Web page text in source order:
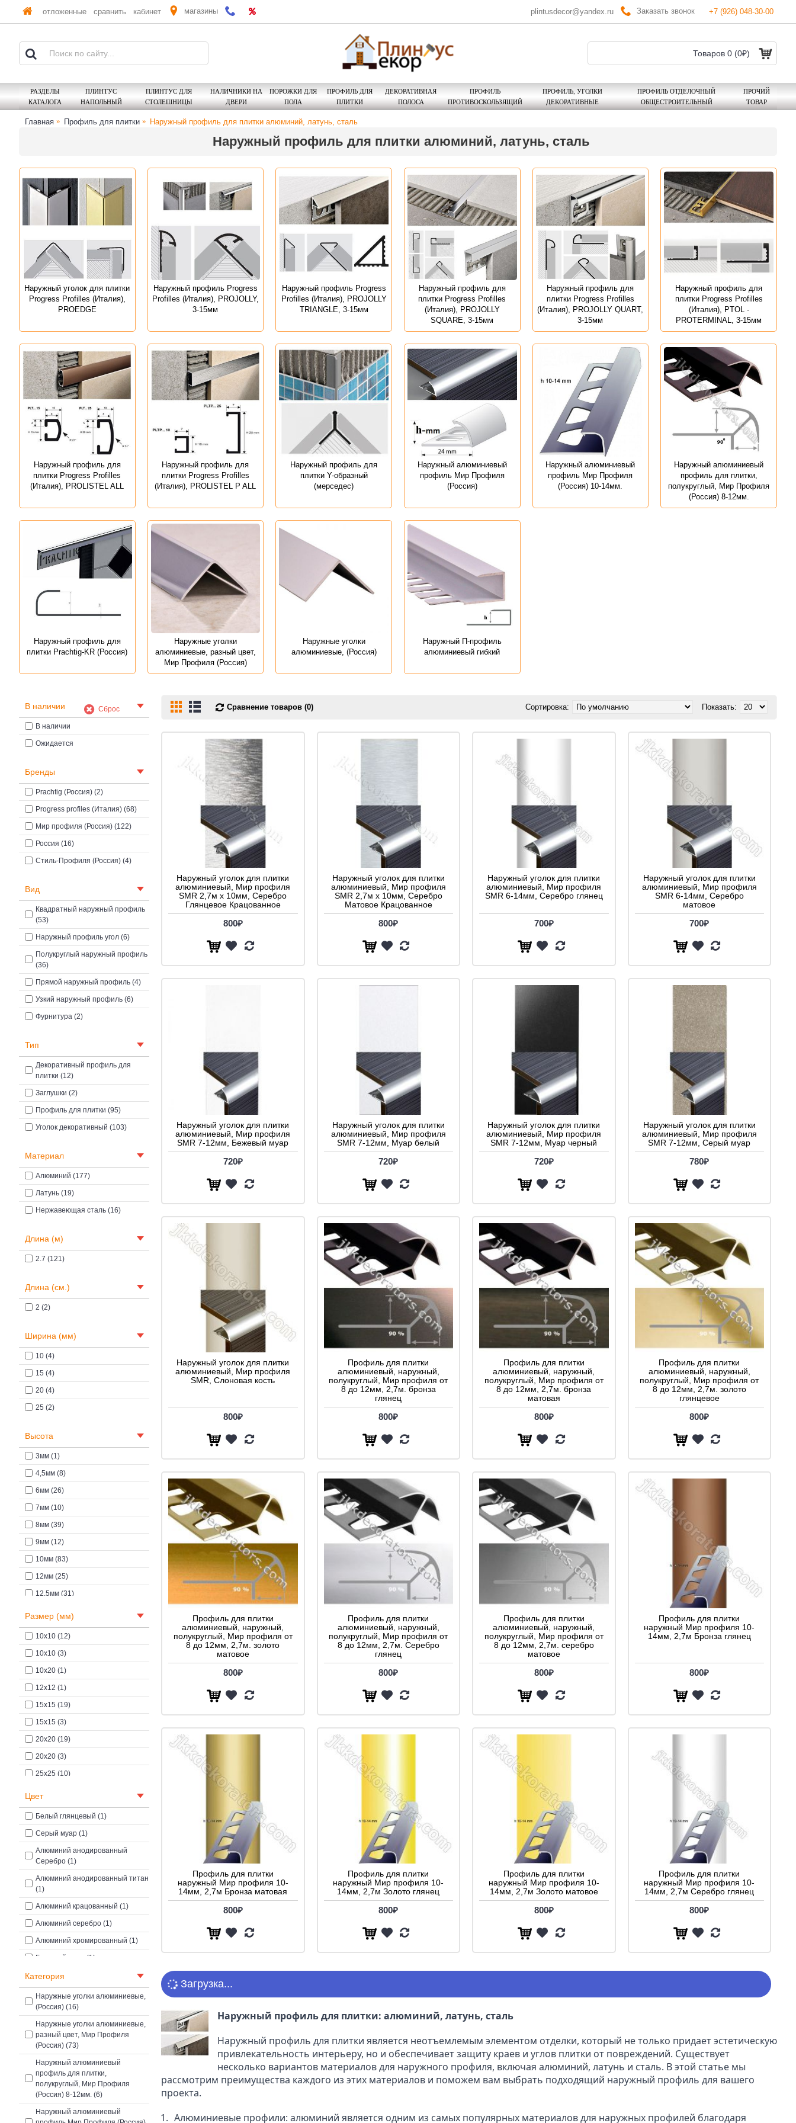
отложенные сравнить кабинет магазины plintusdecor@yandex.ru Заказать звонок +7 (926) 048-30-00
Товаров 0 (0₽)
РАЗДЕЛЫ
КАТАЛОГА
ПЛИНТУС
НАПОЛЬНЫЙ
ПЛИНТУС ДЛЯ
СТОЛЕШНИЦЫ
НАЛИЧНИКИ НА
ДВЕРИ
ПОРОЖКИ ДЛЯ
ПОЛА
ПРОФИЛЬ ДЛЯ
ПЛИТКИ
ДЕКОРАТИВНАЯ
ПОЛОСА
ПРОФИЛЬ
ПРОТИВОСКОЛЬЗЯЩИЙ
ПРОФИЛЬ, УГОЛКИ
ДЕКОРАТИВНЫЕ
ПРОФИЛЬ ОТДЕЛОЧНЫЙ
ОБЩЕСТРОИТЕЛЬНЫЙ
ПРОЧИЙ
ТОВАР
Главная Профиль для плитки Наружный профиль для плитки алюминий, латунь, сталь
Наружный профиль для плитки алюминий, латунь, сталь
Наружный уголок для плитки
Progress Profilles (Италия),
PROEDGE
Наружный профиль Progress
Profilles (Италия), PROJOLLY,
3-15мм
Наружный профиль Progress
Profilles (Италия), PROJOLLY
TRIANGLE, 3-15мм
Наружный профиль для
плитки Progress Profilles
(Италия), PROJOLLY
SQUARE, 3-15мм
Наружный профиль для
плитки Progress Profilles
(Италия), PROJOLLY QUART,
3-15мм
Наружный профиль для
плитки Progress Profilles
(Италия), PTOL -
PROTERMINAL, 3-15мм
Наружный профиль для
плитки Progress Profilles
(Италия), PROLISTEL ALL
Наружный профиль для
плитки Progress Profilles
(Италия), PROLISTEL P ALL
Наружный профиль для
плитки Y-образный
(мерседес)
Наружный алюминиевый
профиль Мир Профиля
(Россия)
Наружный алюминиевый
профиль Мир Профиля
(Россия) 10-14мм.
Наружный алюминиевый
профиль для плитки,
полукруглый, Мир Профиля
(Россия) 8-12мм.
Наружный профиль для
плитки Prachtig-KR (Россия)
Наружные уголки
алюминиевые, разный цвет,
Мир Профиля (Россия)
Наружные уголки
алюминиевые, (Россия)
Наружный П-профиль
алюминиевый гибкий
Сброс
В наличии
В наличии
Ожидается
Бренды
Prachtig (Россия) (2)
Progress profiles (Италия) (68)
Мир профиля (Россия) (122)
Россия (16)
Стиль-Профиля (Россия) (4)
Вид
Квадратный наружный профиль
(53)
Наружный профиль угол (6)
Полукруглый наружный профиль
(36)
Прямой наружный профиль (4)
Узкий наружный профиль (6)
Фурнитура (2)
Тип
Декоративный профиль для
плитки (12)
Заглушки (2)
Профиль для плитки (95)
Уголок декоративный (103)
Материал
Алюминий (177)
Латунь (19)
Нержавеющая сталь (16)
Длина (м)
2.7 (121)
Длина (см.)
2 (2)
Ширина (мм)
10 (4)
15 (4)
20 (4)
25 (2)
Высота
3мм (1)
4,5мм (8)
6мм (26)
7мм (10)
8мм (39)
9мм (12)
10мм (83)
12мм (25)
12.5мм (31)
15мм (11)
25мм (8)
Размер (мм)
10x10 (12)
10х10 (3)
10х20 (1)
12х12 (1)
15x15 (19)
15х15 (3)
20x20 (19)
20х20 (3)
25x25 (10)
30x30 (6)
30х30 (2)
40x40 (7)
40х20 (1)
50х50 (1)
Цвет
Белый глянцевый (1)
Cерый муар (1)
Алюминий анодированный
Серебро (1)
Алюминий анодированный титан
(1)
Алюминий крацованный (1)
Алюминий серебро (1)
Алюминий хромированный (1)
Бежевый муар (1)
Белая Слоновая кость (1)
Белый (4)
Белый глянцевый (3)
Белый муар (5)
Блестящая медь (1)
Бронза Глянец Крацованное (3)
Бронза Матовое Крацованное (1)
Бронза глянец (9)
Бронза глянец браш (1)
Категория
Наружные уголки алюминиевые,
(Россия) (16)
Наружные уголки алюминиевые,
разный цвет, Мир Профиля
(Россия) (73)
Наружный алюминиевый
профиль для плитки,
полукруглый, Мир Профиля
(Россия) 8-12мм. (6)
Наружный алюминиевый
Сравнение товаров (0) Показать:
Сортировка:
Наружный уголок для плитки
алюминиевый, Мир профиля
SMR 2,7м х 10мм, Серебро
Глянцевое Крацованное
800₽
Наружный уголок для плитки
алюминиевый, Мир профиля
SMR 2,7м х 10мм, Серебро
Матовое Крацованное
800₽
Наружный уголок для плитки
алюминиевый, Мир профиля
SMR 6-14мм, Серебро глянец
700₽
Наружный уголок для плитки
алюминиевый, Мир профиля
SMR 6-14мм, Серебро
матовое
700₽
Наружный уголок для плитки
алюминиевый, Мир профиля
SMR 7-12мм, Бежевый муар
720₽
Наружный уголок для плитки
алюминиевый, Мир профиля
SMR 7-12мм, Муар белый
720₽
Наружный уголок для плитки
алюминиевый, Мир профиля
SMR 7-12мм, Муар черный
720₽
Наружный уголок для плитки
алюминиевый, Мир профиля
SMR 7-12мм, Серый муар
780₽
Наружный уголок для плитки
алюминиевый, Мир профиля
SMR, Слоновая кость
800₽
Профиль для плитки
алюминиевый, наружный,
полукруглый, Мир профиля от
8 до 12мм, 2,7м. бронза
глянец
800₽
Профиль для плитки
алюминиевый, наружный,
полукруглый, Мир профиля от
8 до 12мм, 2,7м. бронза
матовая
800₽
Профиль для плитки
алюминиевый, наружный,
полукруглый, Мир профиля от
8 до 12мм, 2,7м. золото
глянцевое
800₽
Профиль для плитки
алюминиевый, наружный,
полукруглый, Мир профиля от
8 до 12мм, 2,7м. золото
матовое
800₽
Профиль для плитки
алюминиевый, наружный,
полукруглый, Мир профиля от
8 до 12мм, 2,7м. Серебро
глянец
800₽
Профиль для плитки
алюминиевый, наружный,
полукруглый, Мир профиля от
8 до 12мм, 2,7м. серебро
матовое
800₽
Профиль для плитки
наружный Мир профиля 10-
14мм, 2,7м Бронза глянец
800₽
Профиль для плитки
наружный Мир профиля 10-
14мм, 2,7м Бронза матовая
800₽
Профиль для плитки
наружный Мир профиля 10-
14мм, 2,7м Золото глянец
800₽
Профиль для плитки
наружный Мир профиля 10-
14мм, 2,7м Золото матовое
800₽
Профиль для плитки
наружный Мир профиля 10-
14мм, 2,7м Серебро глянец
800₽
Загрузка...
Наружный профиль для плитки: алюминий, латунь, сталь
Наружный профиль для плитки является неотъемлемым элементом отделки, который не только придает эстетическую
привлекательность интерьеру, но и обеспечивает защиту краев и углов плитки от повреждений. Существует
несколько вариантов материалов для наружного профиля, включая алюминий, латунь и сталь. В этой статье мы
рассмотрим преимущества каждого из этих материалов и поможем вам выбрать подходящий наружный профиль для вашего
проекта.
Алюминиевые профили: алюминий является одним из самых популярных материалов для наружных профилей благодаря